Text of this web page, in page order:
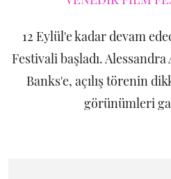
12 Eylül'e kadar devam
Festivali başladı.
Banks'e, açılış törenin
görünümleri